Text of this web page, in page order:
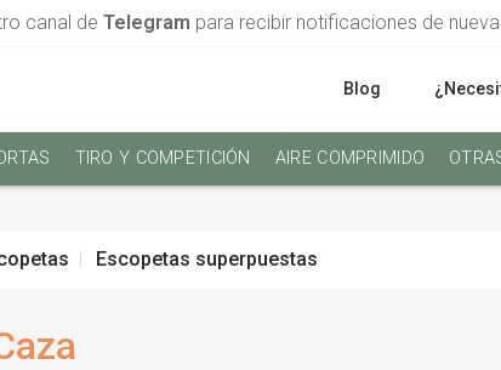
canal de Telegram para recibir notificaciones de
Blog
TIRO Y COMPETICIÓN AIRE COMPRIMIDO
Escopetas superpuestas